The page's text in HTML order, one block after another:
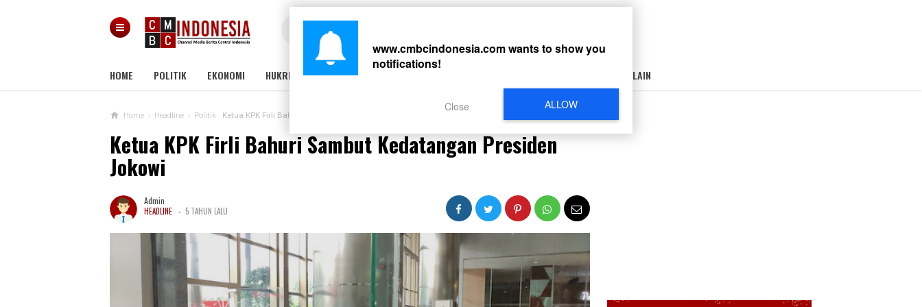
HOME POLITIK EKONOMI HUKRIM PERISTIWA LAIN-LAIN
Home › Headline › Politik Ketua KPK Firli Bahuri Sambut Kedatangan Presiden Jokowi
Ketua KPK Firli Bahuri Sambut Kedatangan Presiden
Jokowi
Admin
HEADLINE - 5 TAHUN LALU
www.cmbcindonesia.comwants to show you
notifications!
ALLOW
Close